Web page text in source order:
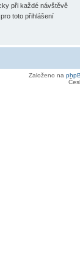
při každé návštěvě
toto přihlášení
Založeno na